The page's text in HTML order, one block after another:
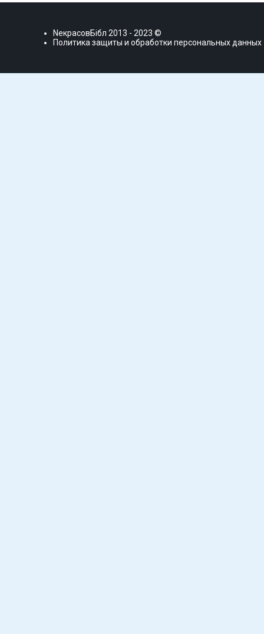
NекрасовБiбл 2013 - 2023 ©
Политика защиты и обработки персональных данных